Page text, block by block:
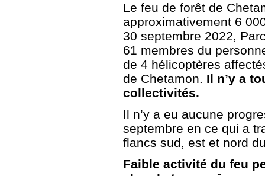
Le feu de forêt de
approximativement 6
30 septembre 2022,
61 membres du
de 4 hélicoptères
de Chetamon. Il n’y a
collectivités.
Il n’y a eu aucune
septembre en ce qui a
flancs sud, est et nord
Faible activité du feu